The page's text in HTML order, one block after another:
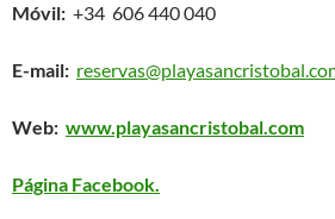
Móvil: +34 606 440 040
E-mail:
Web: www.playasancristobal.com
Página Facebook.